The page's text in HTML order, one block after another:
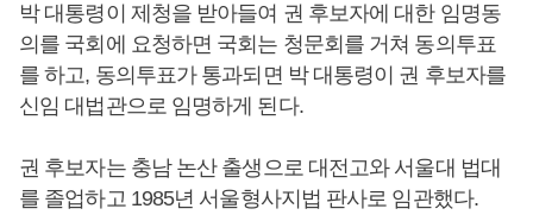
박 대통령이 제청을 받아들여 권 후보자에 대한 임명동
의를 국회에 요청하면 국회는 청문회를 거쳐 동의투표
를 하고, 동의투표가 통과되면 박 대통령이 권 후보자를
신임 대법관으로 임명하게 된다.
권 후보자는 충남 논산 출생으로 대전고와 서울대 법대
를 졸업하고 1985년 서울형사지법 판사로 임관했다.